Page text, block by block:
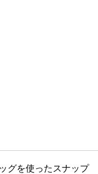
グを使ったスナップ